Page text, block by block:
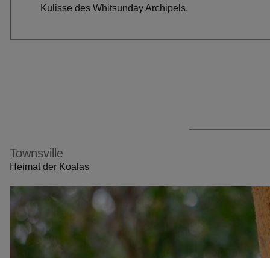
Kulisse des Whitsunday Archipels.
Townsville
Heimat der Koalas